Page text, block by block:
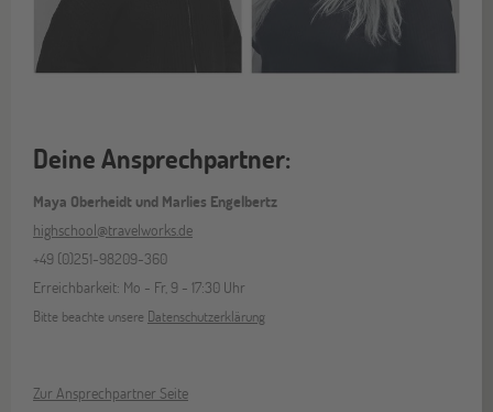
Deine Ansprechpartner:
Maya Oberheidt und Marlies Engelbertz
highschool@travelworks.de
+49 (0)251-98209-360
Erreichbarkeit: Mo - Fr, 9 - 17:30 Uhr
Bitte beachte unsere Datenschutzerklärung
Zur Ansprechpartner Seite